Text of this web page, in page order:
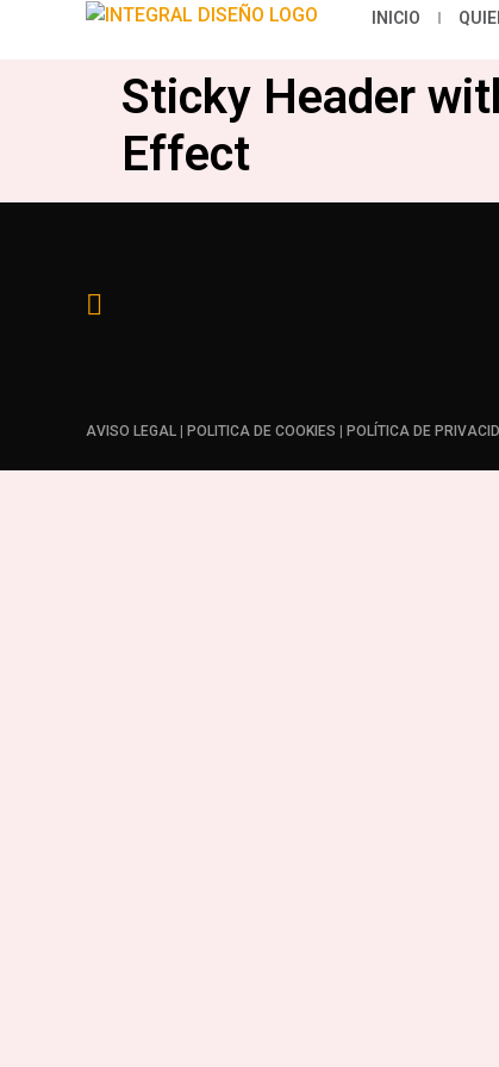
INICIO
Sticky Header
Effect
AVISO LEGAL POLITICA DE COOKIES POLÍTICA DE